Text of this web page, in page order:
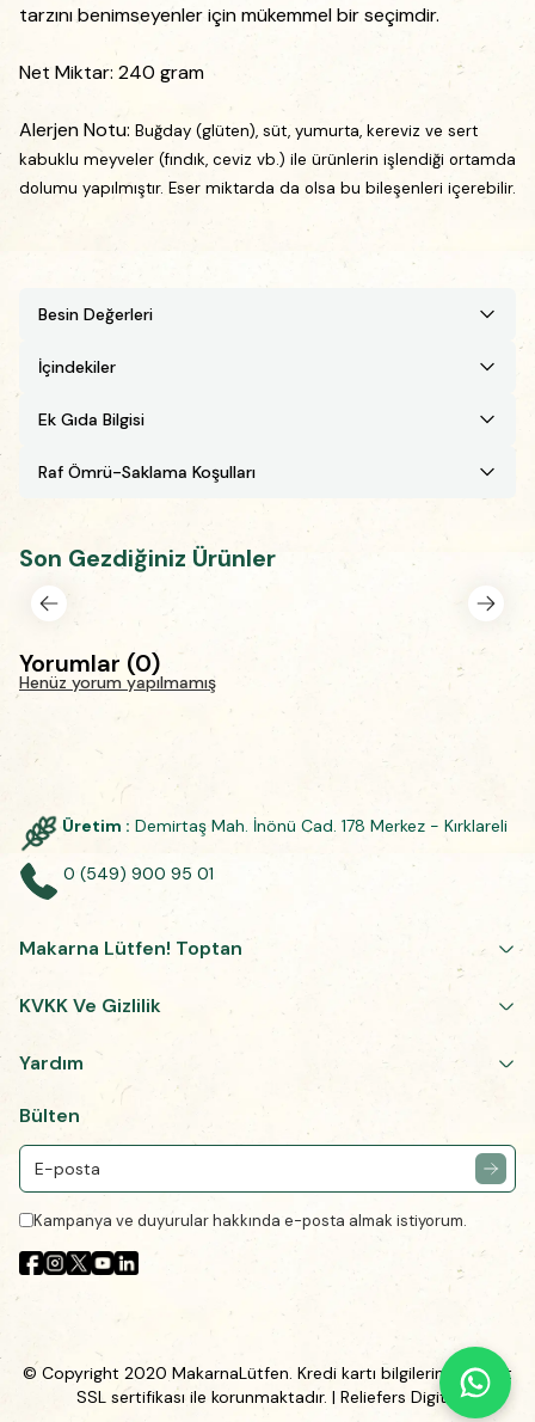
tarzını benimseyenler için mükemmel bir seçimdir.
Net Miktar: 240 gram
Alerjen Notu: Buğday (glüten), süt, yumurta, kereviz ve sert
kabuklu meyveler (fındık, ceviz vb.) ile ürünlerin işlendiği ortamda
dolumu yapılmıştır. Eser miktarda da olsa bu bileşenleri içerebilir.
Besin Değerleri
İçindekiler
Ek Gıda Bilgisi
Raf Ömrü-Saklama Koşulları
Son Gezdiğiniz Ürünler
Yorumlar (0)
Henüz yorum yapılmamış
Üretim : Demirtaş Mah. İnönü Cad. 178 Merkez - Kırklareli
0 (549) 900 95 01
Makarna Lütfen! Toptan
KVKK Ve Gizlilik
Yardım
Bülten
Kampanya ve duyurular hakkında e-posta almak istiyorum.
© Copyright 2020 MakarnaLütfen. Kredi kartı bilgileriniz 256Bit
SSL sertifikası ile korunmaktadır. | Reliefers Digital